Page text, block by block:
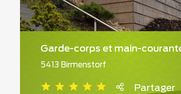
Garde-corps et main-
5413 Birmenstorf
Partager